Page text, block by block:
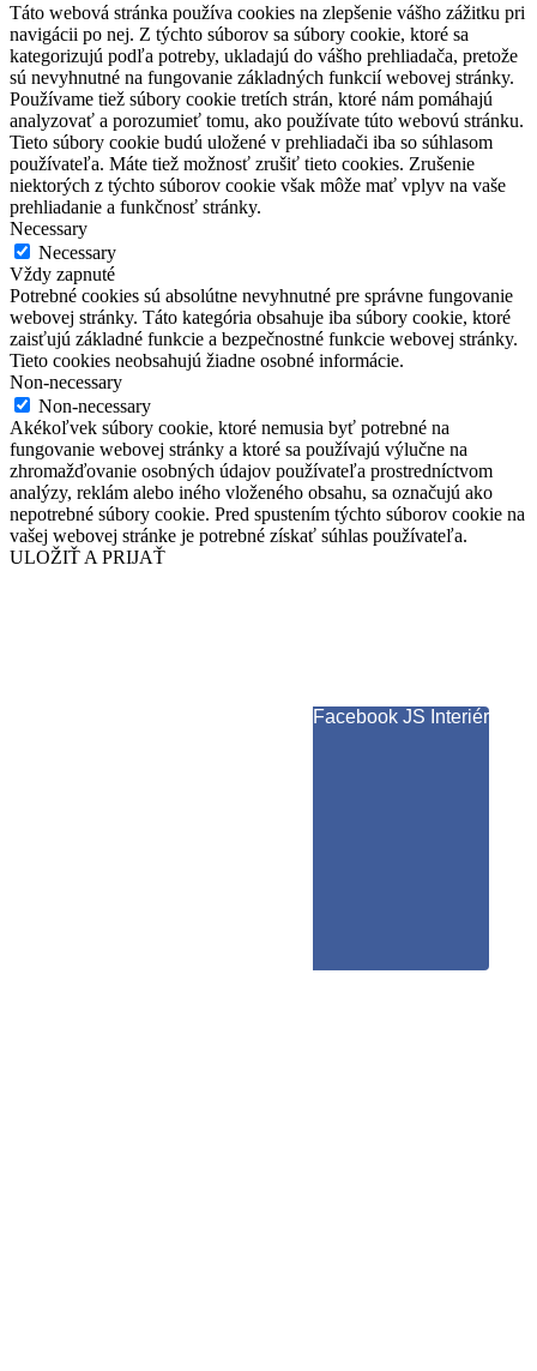
Táto webová stránka používa cookies na zlepšenie vášho zážitku pri
navigácii po nej. Z týchto súborov sa súbory cookie, ktoré sa
kategorizujú podľa potreby, ukladajú do vášho prehliadača, pretože
sú nevyhnutné na fungovanie základných funkcií webovej stránky.
Používame tiež súbory cookie tretích strán, ktoré nám pomáhajú
analyzovať a porozumieť tomu, ako používate túto webovú stránku.
Tieto súbory cookie budú uložené v prehliadači iba so súhlasom
používateľa. Máte tiež možnosť zrušiť tieto cookies. Zrušenie
niektorých z týchto súborov cookie však môže mať vplyv na vaše
prehliadanie a funkčnosť stránky.
Necessary
Necessary
Vždy zapnuté
Potrebné cookies sú absolútne nevyhnutné pre správne fungovanie
webovej stránky. Táto kategória obsahuje iba súbory cookie, ktoré
zaisťujú základné funkcie a bezpečnostné funkcie webovej stránky.
Tieto cookies neobsahujú žiadne osobné informácie.
Non-necessary
Non-necessary
Akékoľvek súbory cookie, ktoré nemusia byť potrebné na
fungovanie webovej stránky a ktoré sa používajú výlučne na
zhromažďovanie osobných údajov používateľa prostredníctvom
analýzy, reklám alebo iného vloženého obsahu, sa označujú ako
nepotrebné súbory cookie. Pred spustením týchto súborov cookie na
vašej webovej stránke je potrebné získať súhlas používateľa.
ULOŽIŤ A PRIJAŤ
Facebook JS Interiér